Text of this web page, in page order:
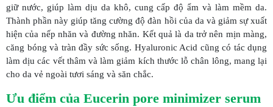
giữ nước, giúp làm dịu da khô, cung cấp độ ẩm và làm mềm da.
Thành phần này giúp tăng cường độ đàn hồi của da và giảm sự xuất
hiện của nếp nhăn và đường nhăn. Kết quả là da trở nên mịn màng,
căng bóng và tràn đầy sức sống. Hyaluronic Acid cũng có tác dụng
làm dịu các vết thâm và làm giảm kích thước lỗ chân lông, mang lại
cho da vẻ ngoài tươi sáng và săn chắc.
Ưu điểm của Eucerin pore minimizer serum